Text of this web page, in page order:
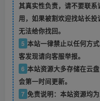
其真实性负责，请不要联
用，如果被割欢迎找站长
无法给你找回。
5 本站一律禁止以任何方
客发现请向客服举报。
6 本站资源大多存储在云
会第一时间更新。
7 免责说明：本站资源均